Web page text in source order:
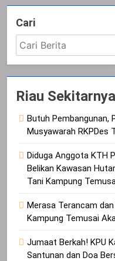
Cari
Riau Sekitarnya
Butuh Pembangunan,
Musyawarah RKPDes
Diduga Anggota KTH
Belikan Kawasan
Tani Kampung
Merasa Terancam
Kampung Temusai
Jumaat Berkah! KPU
Santunan dan Doa